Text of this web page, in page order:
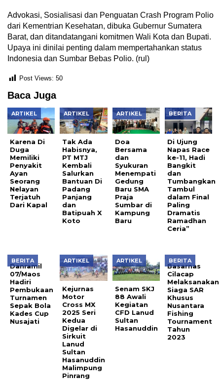
Advokasi, Sosialisasi dan Penguatan Crash Program Polio
dari Kementrian Kesehatan, dibuka Gubernur Sumatera
Barat, dan ditandatangani komitmen Wali Kota dan Bupati.
Upaya ini dinilai penting dalam mempertahankan status
Indonesia dan Sumbar Bebas Polio. (rul)
Post Views: 50
Baca Juga
ARTIKEL
Karena Di
Duga
Memiliki
Penyakit
Ayan
Seorang
Nelayan
Terjatuh
Dari Kapal
ARTIKEL
Tak Ada
Habisnya,
PT MTJ
Kembali
Salurkan
Bantuan Di
Padang
Panjang
dan
Batipuah X
Koto
ARTIKEL
Doa
Bersama
dan
Syukuran
Menempati
Gedung
Baru SMA
Praja
Sumbar di
Kampung
Baru
BERITA
Di Ujung
Napas Race
ke-11, Hadi
Bangkit
dan
Tumbangkan
Tambul
dalam Final
Paling
Dramatis
Ramadhan
Ceria”
BERITA
Danramil
07/Maos
Hadiri
Pembukaan
Turnamen
Sepak Bola
Kades Cup
Nusajati
ARTIKEL
Kejurnas
Motor
Cross MX
2025 Seri
Kedua
Digelar di
Sirkuit
Lanud
Sultan
Hasanuddin
Malimpung
Pinrang
ARTIKEL
Senam SKJ
88 Awali
Kegiatan
CFD Lanud
Sultan
Hasanuddin
BERITA
Basarnas
Cilacap
Melaksanakan
Siaga SAR
Khusus
Nusantara
Fishing
Tournament
Tahun
2023